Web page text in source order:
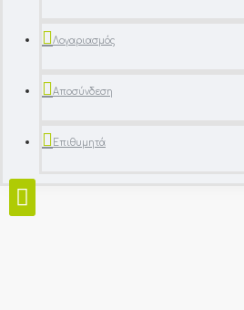
Λογαριασμός
Αποσύνδεση
Επιθυμητά